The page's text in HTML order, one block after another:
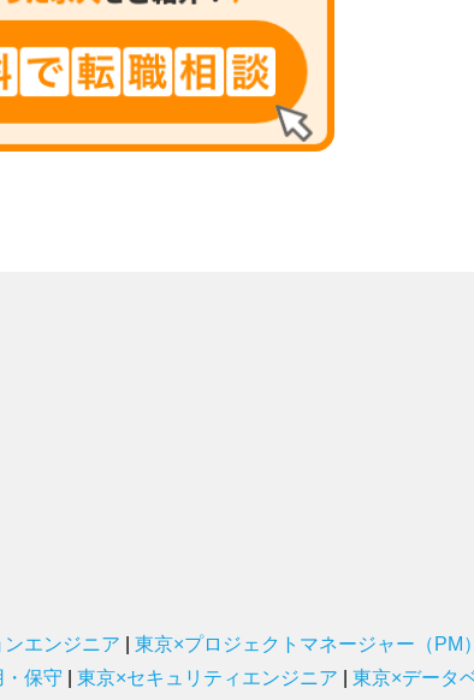
エンジニア 東京×プロジェクトマネージャー（PM
保守 東京×セキュリティエンジニア 東京×データ